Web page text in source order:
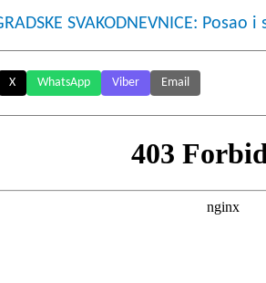
SVAKODNEVNICE: Posao
X WhatsApp Viber Email